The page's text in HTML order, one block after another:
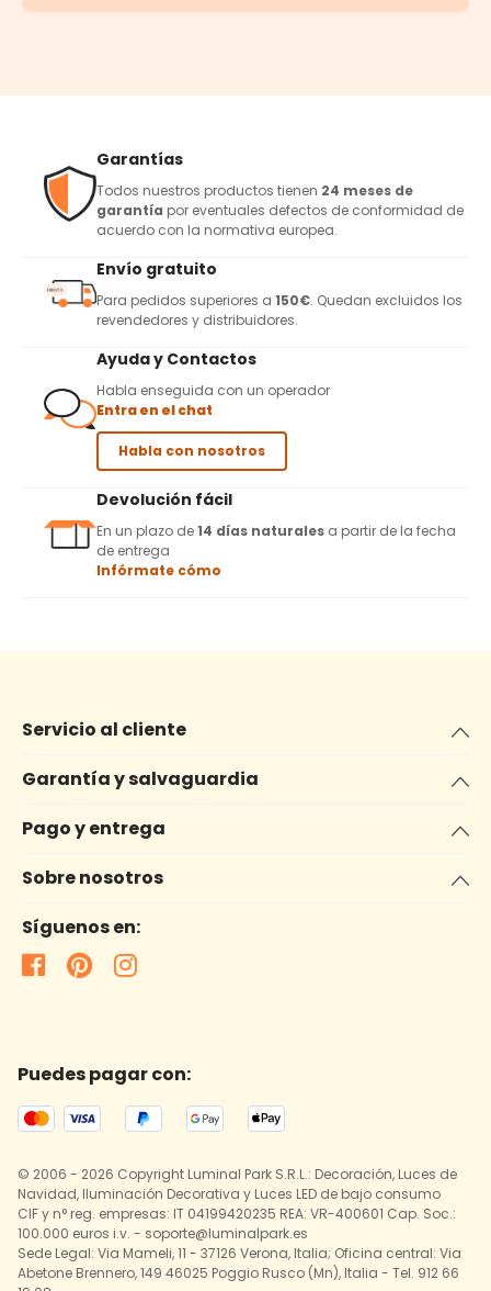
Garantías
Todos nuestros productos tienen 24 meses de
garantía por eventuales defectos de conformidad de
acuerdo con la normativa europea.
Envío gratuito
Para pedidos superiores a 150€. Quedan excluidos los
revendedores y distribuidores.
Ayuda y Contactos
Habla enseguida con un operador
Entra en el chat
Habla con nosotros
Devolución fácil
En un plazo de14 días naturales a partir de la fecha
de entrega
Infórmate cómo
Servicio al cliente
Garantía y salvaguardia
Pago y entrega
Sobre nosotros
Síguenos en:
Puedes pagar con:
© 2006 - 2026 Copyright Luminal Park S.R.L.: Decoración, Luces de
Navidad, Iluminación Decorativa y Luces LED de bajo consumo
CIF y n° reg. empresas: IT 04199420235 REA: VR-400601 Cap. Soc.:
100.000 euros i.v. - soporte@luminalpark.es
Sede Legal: Via Mameli, 11 - 37126 Verona, Italia; Oficina central: Via
Abetone Brennero, 149 46025 Poggio Rusco (Mn), Italia - Tel. 912 66